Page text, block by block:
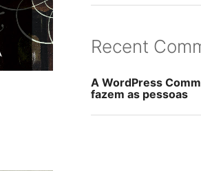
Recent
A WordPress
fazem as pessoas